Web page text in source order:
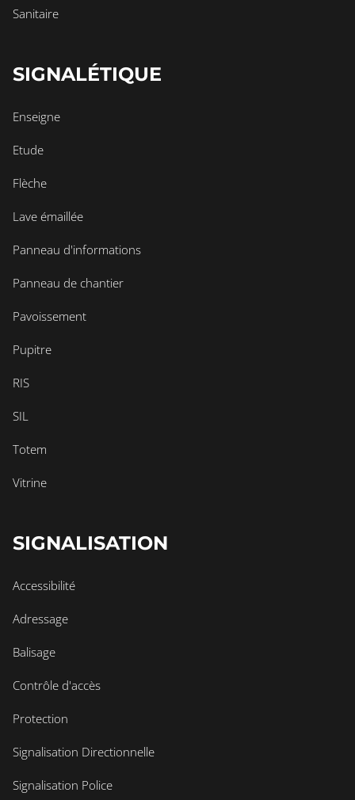
Sanitaire
SIGNALÉTIQUE
Enseigne
Etude
Flèche
Lave émaillée
Panneau d'informations
Panneau de chantier
Pavoissement
Pupitre
RIS
SIL
Totem
Vitrine
SIGNALISATION
Accessibilité
Adressage
Balisage
Contrôle d'accès
Protection
Signalisation Directionnelle
Signalisation Police